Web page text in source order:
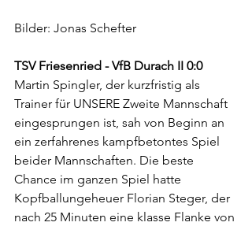
Bilder: Jonas Schefter
TSV Friesenried - VfB Durach II 0:0
Martin Spingler, der kurzfristig als
Trainer für UNSERE Zweite Mannschaft
eingesprungen ist, sah von Beginn an
ein zerfahrenes kampfbetontes Spiel
beider Mannschaften. Die beste
Chance im ganzen Spiel hatte
Kopfballungeheuer Florian Steger, der
nach 25 Minuten eine klasse Flanke von